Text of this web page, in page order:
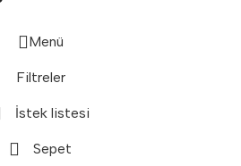
Menü
Filtreler
İstek listesi
Sepet